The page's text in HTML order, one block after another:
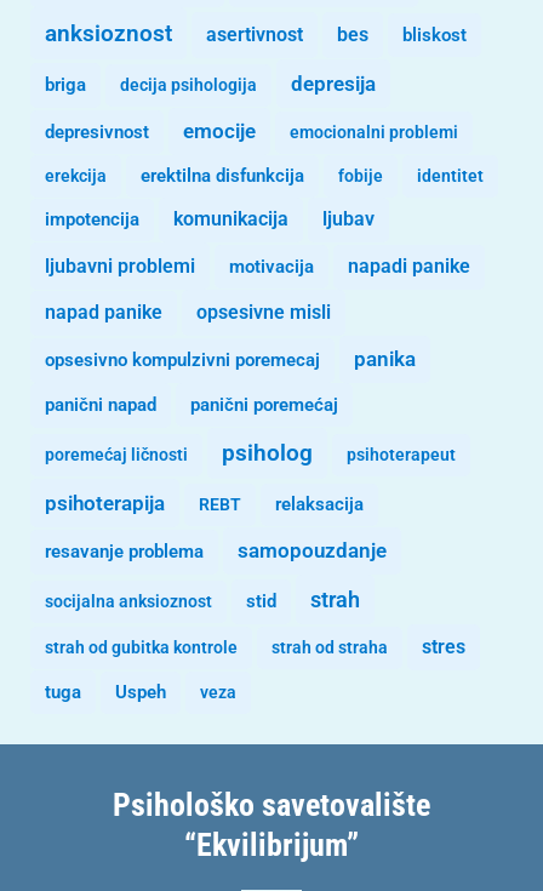
anksioznost asertivnost bes bliskost
briga decija psihologija depresija
depresivnost emocije emocionalni problemi
erekcija erektilna disfunkcija fobije identitet
impotencija komunikacija ljubav
ljubavni problemi motivacija napadi panike
napad panike opsesivne misli
opsesivno kompulzivni poremecaj panika
panični napad panični poremećaj
poremećaj ličnosti psiholog psihoterapeut
psihoterapija REBT relaksacija
resavanje problema samopouzdanje
socijalna anksioznost stid strah
strah od gubitka kontrole strah od straha stres
tuga Uspeh veza
Psihološko savetovalište
“Ekvilibrijum”